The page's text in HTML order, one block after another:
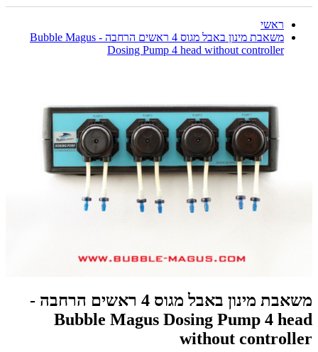
ראשי
משאבת מינון באבל מגוס 4 ראשים הרחבה - Bubble Magus
Dosing Pump 4 head without controller
משאבת מינון באבל מגוס 4 ראשים הרחבה -
Bubble Magus Dosing Pump 4 head
without controller